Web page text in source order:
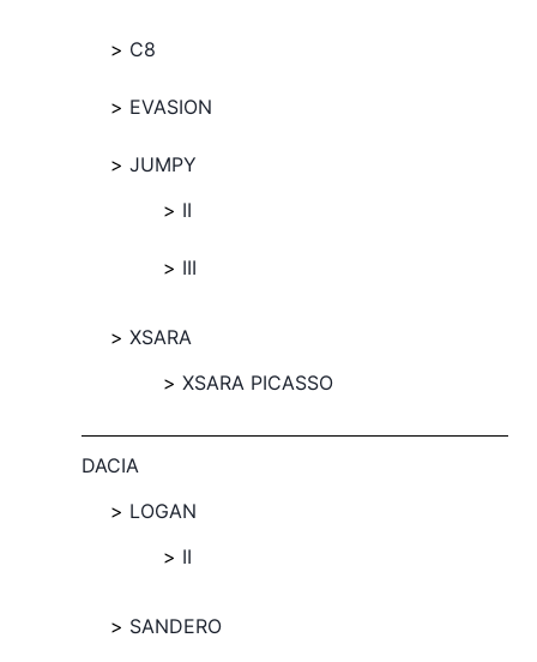
C8
EVASION
JUMPY
II
III
XSARA
XSARA PICASSO
DACIA
LOGAN
II
SANDERO